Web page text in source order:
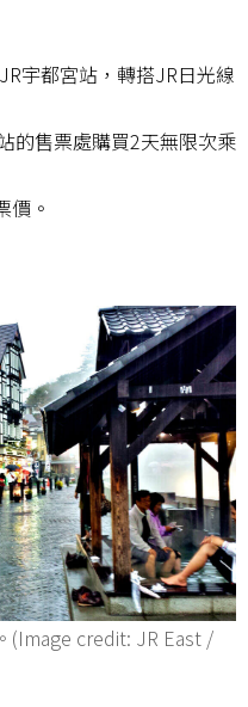
宇都宮站，轉搭JR日光線
的售票處購買2天無限次乘
價。
(Image credit: JR East /